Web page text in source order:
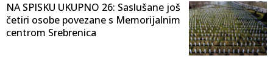
NA SPISKU UKUPNO 26: Saslušane još
četiri osobe povezane s Memorijalnim
centrom Srebrenica